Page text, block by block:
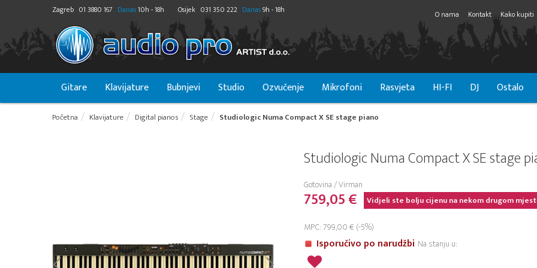
Zagreb 01 3880 167 Danas10h - 18h Osijek 031 350 222 Danas9h - 18h O nama Kontakt Kako kupiti
Gitare Klavijature Bubnjevi Studio Ozvučenje Mikrofoni Rasvjeta HI-FI DJ Ostalo
Početna Klavijature Digital pianos Stage Studiologic Numa Compact X SE stage piano
Studiologic Numa Compact X SE stage
Gotovina / Virman
759,05 € Vidjeli ste bolju cijenu na nekom drugom
MPC: 799,00 € (-5%)
Isporučivo po narudžbi Na stanju u: